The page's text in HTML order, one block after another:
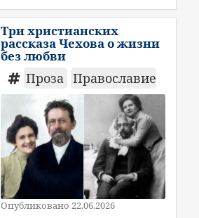
Три христианских
рассказа Чехова о жизни
без любви
Проза Православие
Опубликовано 22.06.2026